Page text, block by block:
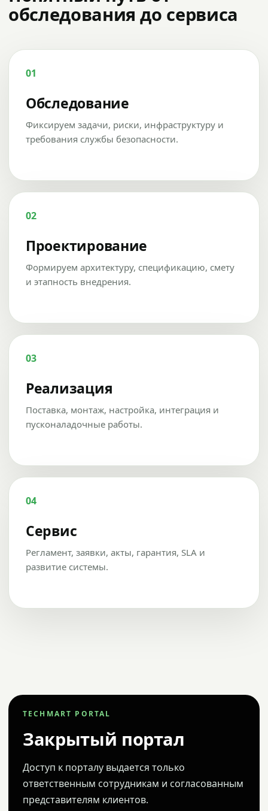
обследования до сервиса
01
Обследование
Фиксируем задачи, риски, инфраструктуру и
требования службы безопасности.
02
Проектирование
Формируем архитектуру, спецификацию, смету
и этапность внедрения.
03
Реализация
Поставка, монтаж, настройка, интеграция и
пусконаладочные работы.
04
Сервис
Регламент, заявки, акты, гарантия, SLA и
развитие системы.
TECHMART PORTAL
Закрытый портал
Доступ к порталу выдается только
ответственным сотрудникам и согласованным
представителям клиентов.